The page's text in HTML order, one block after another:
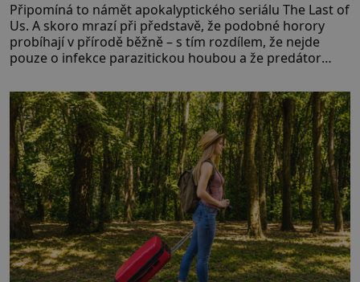
Připomíná to námět apokalyptického seriálu The Last of
Us. A skoro mrazí při představě, že podobné horory
probíhají v přírodě běžně – s tím rozdílem, že nejde
pouze o infekce parazitickou houbou a že predátor
živočichy, než je člověk. Najít skutečné zombie není nic
nemožného ani v naší přírodě.